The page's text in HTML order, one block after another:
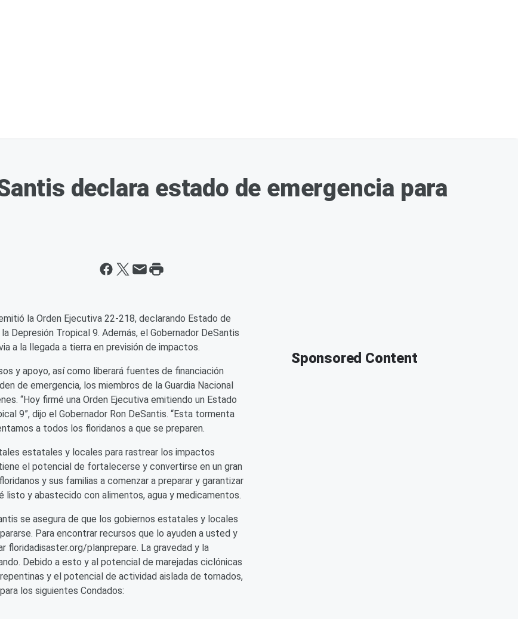
declara estado de emergencia para
la Orden Ejecutiva 22-218, declarando Estado de
Depresión Tropical 9. Además, el Gobernador DeSantis
a la llegada a tierra en previsión de impactos.
y apoyo, así como liberará fuentes de financiación
de emergencia, los miembros de la Guardia Nacional
“Hoy firmé una Orden Ejecutiva emitiendo un Estado
9”, dijo el Gobernador Ron DeSantis. “Esta tormenta
a todos los floridanos a que se preparen.
estatales y locales para rastrear los impactos
el potencial de fortalecerse y convertirse en un gran
y sus familias a comenzar a preparar y garantizar
y abastecido con alimentos, agua y medicamentos.
se asegura de que los gobiernos estatales y locales
Para encontrar recursos que lo ayuden a usted y
floridadisaster.org/planprepare. La gravedad y la
Debido a esto y al potencial de marejadas ciclónicas
y el potencial de actividad aislada de tornados,
los siguientes Condados:
Sponsored Content